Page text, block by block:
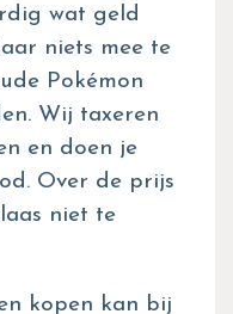
wat geld
niets mee te
Pokémon
Wij taxeren
en doen je
Over de prijs
niet te
kopen kan bij